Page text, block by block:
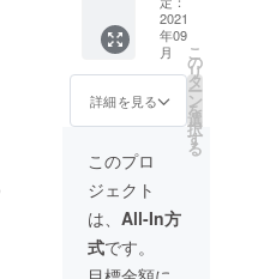
badge
designe
りしま
す。
（8月29
日：最
初は
してく
れるの
は20人
くらい
かなと
思って
いまし
2021
年09
月
詳細を見る
こ
の
リ
タ
ー
ン
を
選
択
す
る
このプロ
ジェクト
は、 All-In方
式です。